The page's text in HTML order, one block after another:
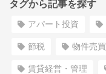
タグから記事を探す
アパート投資
節税 物件売買
賃貸経営・管理